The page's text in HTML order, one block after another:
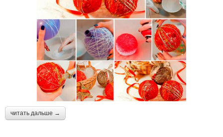
читать дальше →